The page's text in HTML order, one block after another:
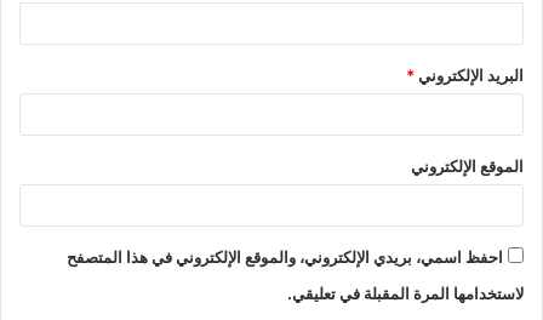
البريد الإلكتروني*
الموقع الإلكتروني
احفظ اسمي، بريدي الإلكتروني، والموقع الإلكتروني في هذا المتصفح
لاستخدامها المرة المقبلة في تعليقي.